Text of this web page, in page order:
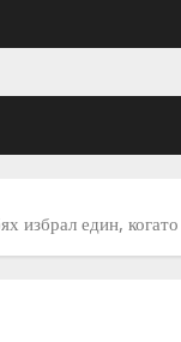
избрал един,